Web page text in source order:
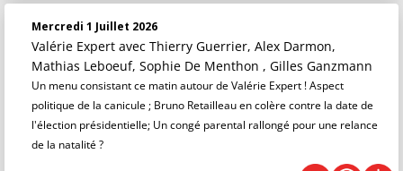
Mercredi 1 Juillet 2026
Valérie Expert avec Thierry Guerrier, Alex Darmon,
Mathias Leboeuf, Sophie De Menthon , Gilles Ganzmann
Un menu consistant ce matin autour de Valérie Expert ! Aspect
politique de la canicule ; Bruno Retailleau en colère contre la date de
l'élection présidentielle; Un congé parental rallongé pour une relance
de la natalité ?